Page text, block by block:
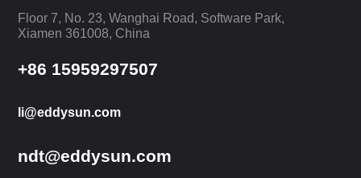
Floor 7, No. 23, Wanghai Road, Software Park,
Xiamen 361008, China
+86 15959297507
li@eddysun.com
ndt@eddysun.com